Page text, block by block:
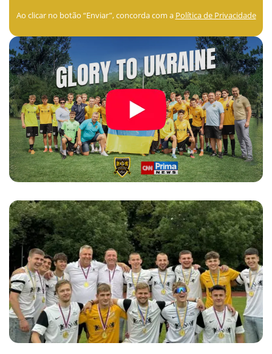
Ao clicar no botão “Enviar”, concorda com a Política de Privacidade